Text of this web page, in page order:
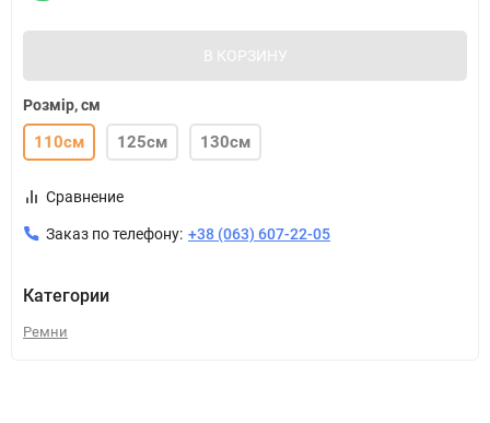
В КОРЗИНУ
Розмір, см
110см 125см 130см
Сравнение
Заказ по телефону: +38 (063) 607-22-05
Категории
Ремни